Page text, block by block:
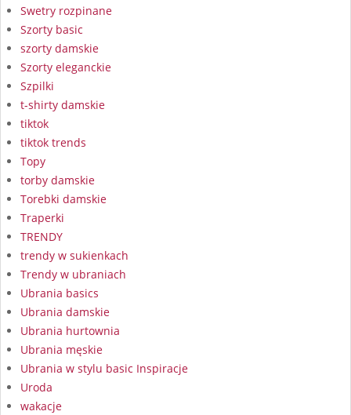
Swetry rozpinane
Szorty basic
szorty damskie
Szorty eleganckie
Szpilki
t-shirty damskie
tiktok
tiktok trends
Topy
torby damskie
Torebki damskie
Traperki
TRENDY
trendy w sukienkach
Trendy w ubraniach
Ubrania basics
Ubrania damskie
Ubrania hurtownia
Ubrania męskie
Ubrania w stylu basic Inspiracje
Uroda
wakacje